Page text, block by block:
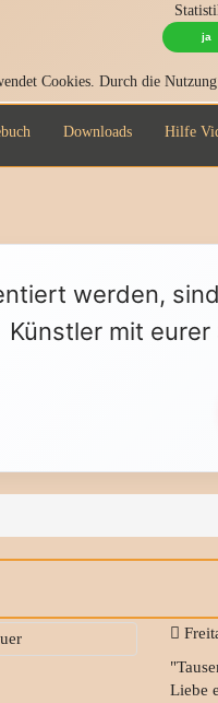
Cookies. Durch die
Downloads Hilfe
werden,
Künstler mit
Liebe